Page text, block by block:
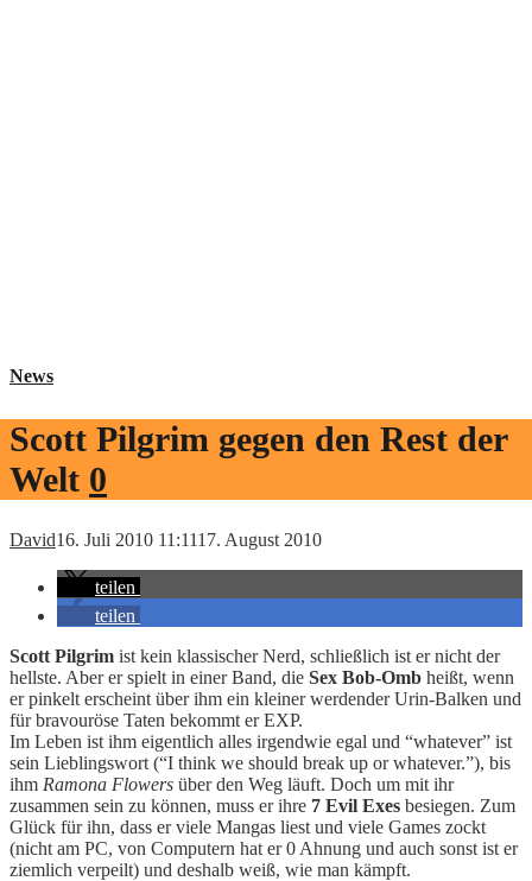
News
Scott Pilgrim gegen den Rest der
Welt 0
David16. Juli 2010 11:1117. August 2010
teilen
teilen
Scott Pilgrim ist kein klassischer Nerd, schließlich ist er nicht der
hellste. Aber er spielt in einer Band, die Sex Bob-Omb heißt, wenn
er pinkelt erscheint über ihm ein kleiner werdender Urin-Balken und
für bravouröse Taten bekommt er EXP.
Im Leben ist ihm eigentlich alles irgendwie egal und “whatever” ist
sein Lieblingswort (“I think we should break up or whatever.”), bis
ihm Ramona Flowers über den Weg läuft. Doch um mit ihr
zusammen sein zu können, muss er ihre 7 Evil Exes besiegen. Zum
Glück für ihn, dass er viele Mangas liest und viele Games zockt
(nicht am PC, von Computern hat er 0 Ahnung und auch sonst ist er
ziemlich verpeilt) und deshalb weiß, wie man kämpft.